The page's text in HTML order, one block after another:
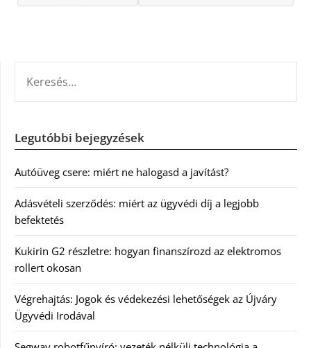
Legutóbbi bejegyzések
Autóüveg csere: miért ne halogasd a javítást?
Adásvételi szerződés: miért az ügyvédi díj a legjobb
befektetés
Kukirin G2 részletre: hogyan finanszírozd az elektromos
rollert okosan
Végrehajtás: Jogok és védekezési lehetőségek az Újváry
Ügyvédi Irodával